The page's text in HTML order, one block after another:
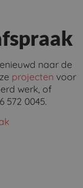
naar de
projecten voor
werk, of
572 0045.